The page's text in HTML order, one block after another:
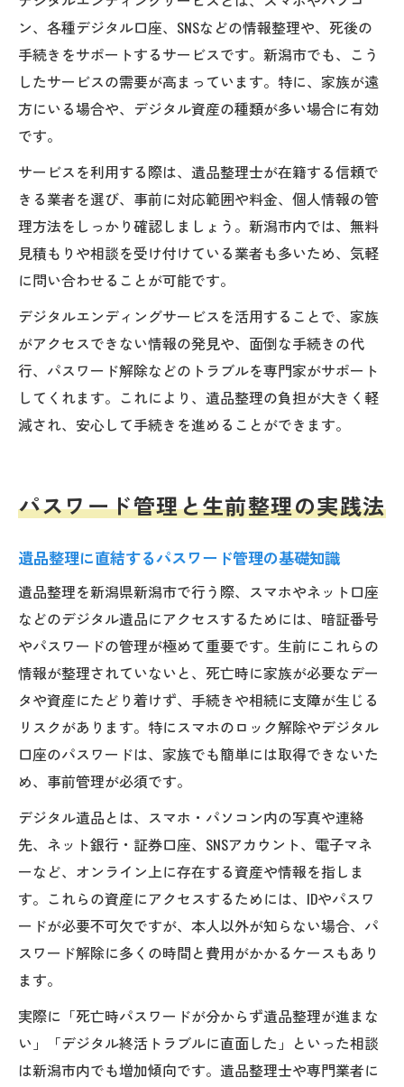
ン、各種デジタル口座、SNSなどの情報整理や、死後の
手続きをサポートするサービスです。新潟市でも、こう
したサービスの需要が高まっています。特に、家族が遠
方にいる場合や、デジタル資産の種類が多い場合に有効
です。
サービスを利用する際は、遺品整理士が在籍する信頼で
きる業者を選び、事前に対応範囲や料金、個人情報の管
理方法をしっかり確認しましょう。新潟市内では、無料
見積もりや相談を受け付けている業者も多いため、気軽
に問い合わせることが可能です。
デジタルエンディングサービスを活用することで、家族
がアクセスできない情報の発見や、面倒な手続きの代
行、パスワード解除などのトラブルを専門家がサポート
してくれます。これにより、遺品整理の負担が大きく軽
減され、安心して手続きを進めることができます。
パスワード管理と生前整理の実践法
遺品整理に直結するパスワード管理の基礎知識
遺品整理を新潟県新潟市で行う際、スマホやネット口座
などのデジタル遺品にアクセスするためには、暗証番号
やパスワードの管理が極めて重要です。生前にこれらの
情報が整理されていないと、死亡時に家族が必要なデー
タや資産にたどり着けず、手続きや相続に支障が生じる
リスクがあります。特にスマホのロック解除やデジタル
口座のパスワードは、家族でも簡単には取得できないた
め、事前管理が必須です。
デジタル遺品とは、スマホ・パソコン内の写真や連絡
先、ネット銀行・証券口座、SNSアカウント、電子マネ
ーなど、オンライン上に存在する資産や情報を指しま
す。これらの資産にアクセスするためには、IDやパスワ
ードが必要不可欠ですが、本人以外が知らない場合、パ
スワード解除に多くの時間と費用がかかるケースもあり
ます。
実際に「死亡時パスワードが分からず遺品整理が進まな
い」「デジタル終活トラブルに直面した」といった相談
は新潟市内でも増加傾向です。遺品整理士や専門業者に